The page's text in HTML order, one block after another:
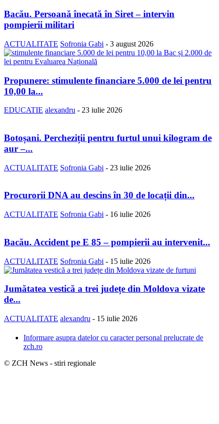
Bacău. Persoană înecată în Siret – intervin
pompierii militari
ACTUALITATE Sofronia Gabi - 3 august 2026
Propunere: stimulente financiare 5.000 de lei pentru
10,00 la...
EDUCATIE alexandru - 23 iulie 2026
Botoșani. Percheziții pentru furtul unui kilogram de
aur –...
ACTUALITATE Sofronia Gabi - 23 iulie 2026
Procurorii DNA au descins în 30 de locații din...
ACTUALITATE Sofronia Gabi - 16 iulie 2026
Bacău. Accident pe E 85 – pompierii au intervenit...
ACTUALITATE Sofronia Gabi - 15 iulie 2026
Jumătatea vestică a trei județe din Moldova vizate
de...
ACTUALITATE alexandru - 15 iulie 2026
Informare asupra datelor cu caracter personal prelucrate de
zch.ro
© ZCH News - stiri regionale